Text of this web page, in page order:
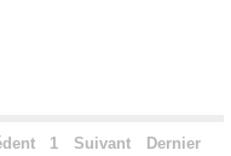
1 Suivant Dernier